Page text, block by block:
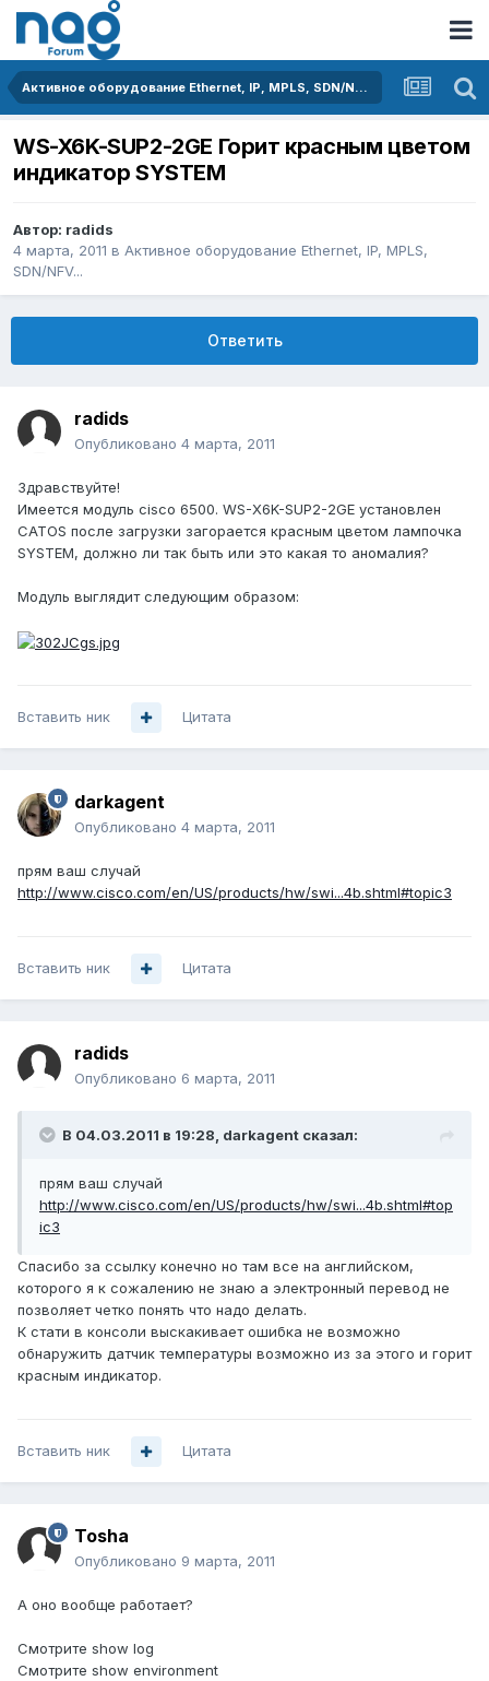
Активное оборудование Ethernet, IP, MPLS, SDN/NFV...
WS-X6K-SUP2-2GE Горит красным цветом
индикатор SYSTEM
Автор: radids
4 марта, 2011 в Активное оборудование Ethernet, IP, MPLS,
SDN/NFV...
Ответить
radids
Опубликовано 4 марта, 2011
Здравствуйте!
Имеется модуль cisco 6500. WS-X6K-SUP2-2GE установлен
CATOS после загрузки загорается красным цветом лампочка
SYSTEM, должно ли так быть или это какая то аномалия?
Модуль выглядит следующим образом:
Вставить ник Цитата
darkagent
Опубликовано 4 марта, 2011
прям ваш случай
http://www.cisco.com/en/US/products/hw/swi...4b.shtml#topic3
Вставить ник Цитата
radids
Опубликовано 6 марта, 2011
В 04.03.2011 в 19:28, darkagent сказал:
прям ваш случай
http://www.cisco.com/en/US/products/hw/swi...4b.shtml#top
ic3
Спасибо за ссылку конечно но там все на английском,
которого я к сожалению не знаю а электронный перевод не
позволяет четко понять что надо делать.
К стати в консоли выскакивает ошибка не возможно
обнаружить датчик температуры возможно из за этого и горит
красным индикатор.
Вставить ник Цитата
Tosha
Опубликовано 9 марта, 2011
А оно вообще работает?
Смотрите show log
Смотрите show environment